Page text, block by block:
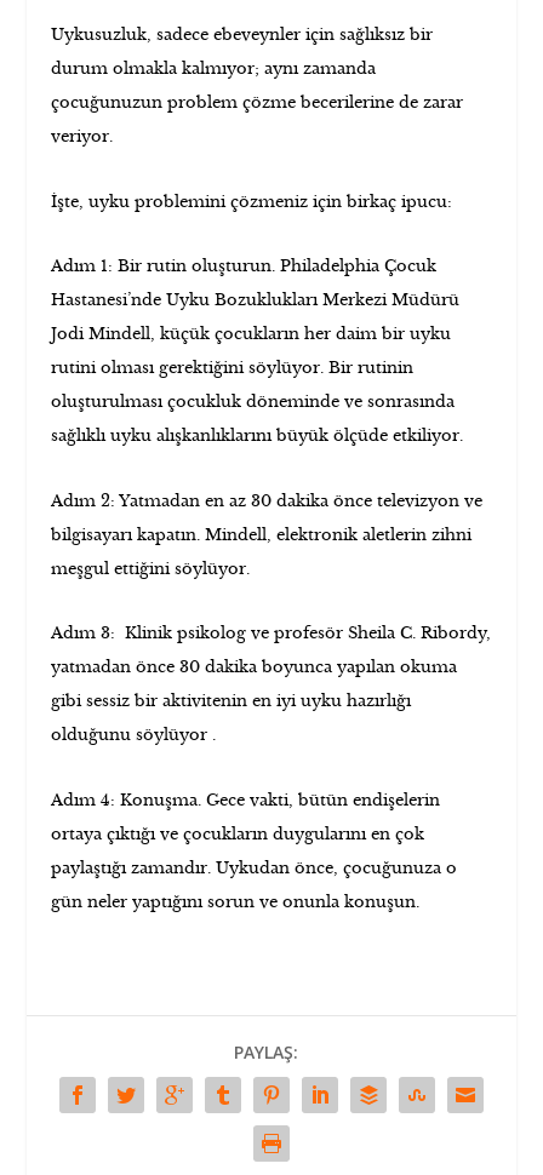
Uykusuzluk, sadece ebeveynler için sağlıksız bir
durum olmakla kalmıyor; aynı zamanda
çocuğunuzun problem çözme becerilerine de zarar
veriyor.
İşte, uyku problemini çözmeniz için birkaç ipucu:
Adım 1: Bir rutin oluşturun. Philadelphia Çocuk
Hastanesi’nde Uyku Bozuklukları Merkezi Müdürü
Jodi Mindell, küçük çocukların her daim bir uyku
rutini olması gerektiğini söylüyor. Bir rutinin
oluşturulması çocukluk döneminde ve sonrasında
sağlıklı uyku alışkanlıklarını büyük ölçüde etkiliyor.
Adım 2: Yatmadan en az 30 dakika önce televizyon ve
bilgisayarı kapatın.Mindell, elektronik aletlerin zihni
meşgul ettiğini söylüyor.
Adım 3: Klinik psikolog ve profesör Sheila C. Ribordy,
yatmadan önce30 dakika boyunca yapılan okuma
gibi sessiz bir aktivitenin en iyi uyku hazırlığı
olduğunu söylüyor .
Adım 4: Konuşma. Gece vakti, bütün endişelerin
ortaya çıktığı ve çocukların duygularını en çok
paylaştığı zamandır. Uykudan önce, çocuğunuza o
gün neler yaptığını sorun ve onunla konuşun.
PAYLAŞ: